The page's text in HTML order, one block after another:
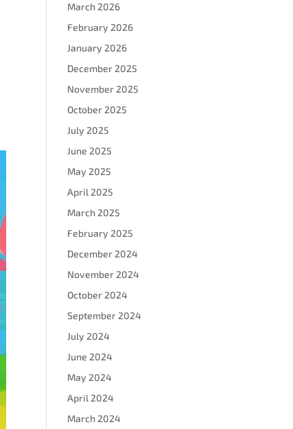
March 2026
February 2026
January 2026
December 2025
November 2025
October 2025
July 2025
June 2025
May 2025
April 2025
March 2025
February 2025
December 2024
November 2024
October 2024
September 2024
July 2024
June 2024
May 2024
April 2024
March 2024